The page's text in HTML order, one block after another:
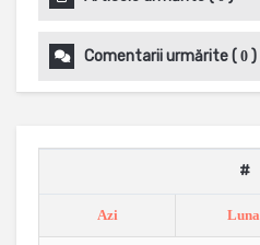
Comentarii urmărite( 0 )
#
Azi Luna